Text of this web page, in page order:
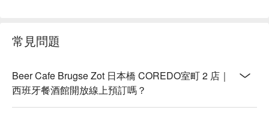
常見問題
Beer Cafe Brugse Zot 日本橋 COREDO室町 2 店｜
西班牙餐酒館開放線上預訂嗎？